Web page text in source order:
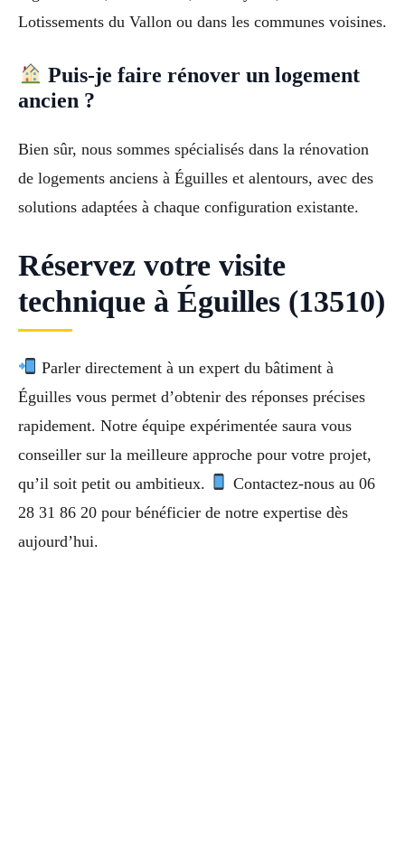
Lotissements du Vallon ou dans les communes voisines.
Puis-je faire rénover un logement
ancien ?
Bien sûr, nous sommes spécialisés dans la rénovation
de logements anciens à Éguilles et alentours, avec des
solutions adaptées à chaque configuration existante.
Réservez votre visite
technique à Éguilles (13510)
Parler directement à un expert du bâtiment à
Éguilles vous permet d’obtenir des réponses précises
rapidement. Notre équipe expérimentée saura vous
conseiller sur la meilleure approche pour votre projet,
qu’il soit petit ou ambitieux.
Contactez-nous au 06
28 31 86 20 pour bénéficier de notre expertise dès
aujourd’hui.